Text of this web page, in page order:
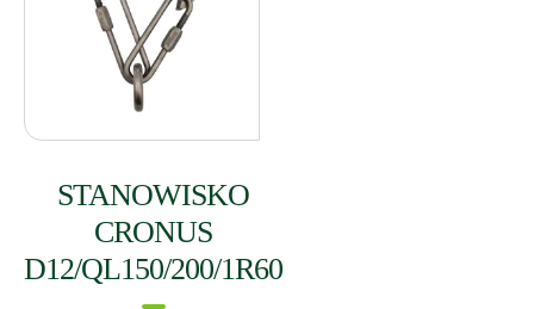
STANOWISKO
CRONUS
D12/QL150/200/1R60